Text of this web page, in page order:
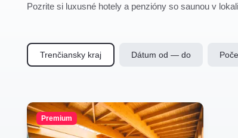
Pozrite si luxusné hotely a penzióny so saunou v
Trenčiansky kraj Dátum od — do
Premium